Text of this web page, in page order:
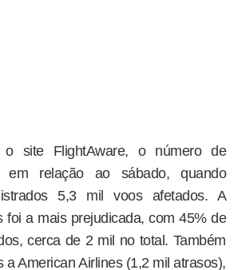
site FlightAware, o número de
em relação ao sábado, quando
5,3 mil voos afetados. A
foi a mais prejudicada, com 45% de
cerca de 2 mil no total. Também
a American Airlines (1,2 mil atrasos),